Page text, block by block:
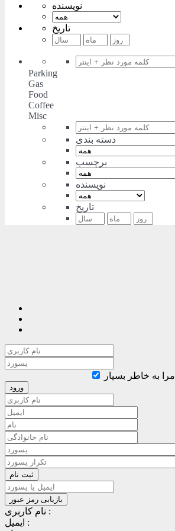
نویسنده
تاریخ
Parking
Gas
Food
Coffee
Misc
دسته بندی
برچسب
نویسنده
تاریخ
مرا به خاطر بسپار
نام کاربری :
ایمیل :